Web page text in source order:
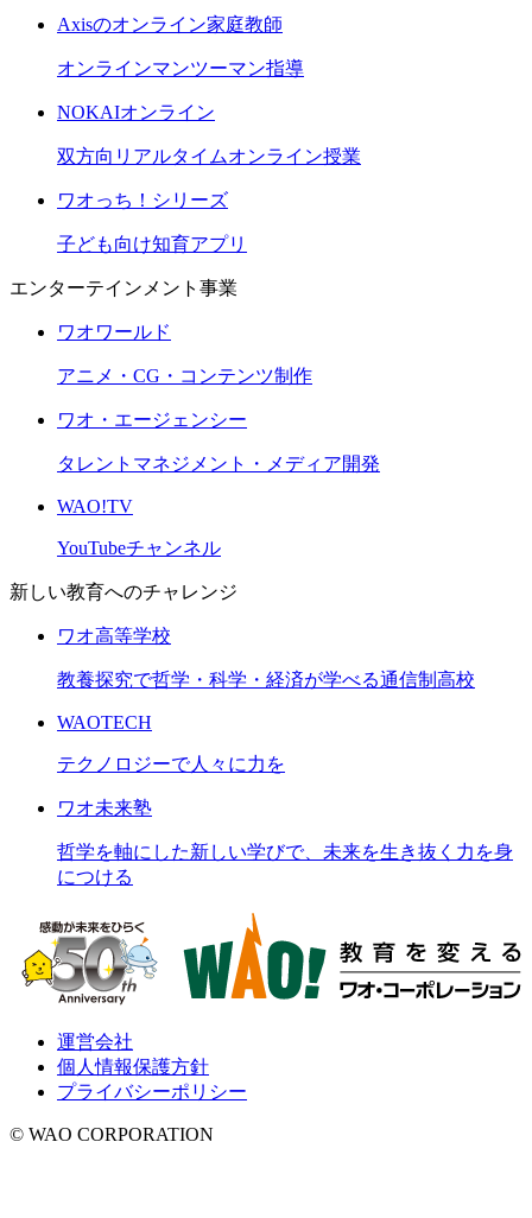
Axisのオンライン家庭教師
オンラインマンツーマン指導
NOKAIオンライン
双方向リアルタイムオンライン授業
ワオっち！シリーズ
子ども向け知育アプリ
エンターテインメント事業
ワオワールド
アニメ・CG・コンテンツ制作
ワオ・エージェンシー
タレントマネジメント・メディア開発
WAO!TV
YouTubeチャンネル
新しい教育へのチャレンジ
ワオ高等学校
教養探究で哲学・科学・経済が学べる通信制高校
WAOTECH
テクノロジーで人々に力を
ワオ未来塾
哲学を軸にした新しい学びで、未来を生き抜く力を身
につける
運営会社
個人情報保護方針
プライバシーポリシー
© WAO CORPORATION